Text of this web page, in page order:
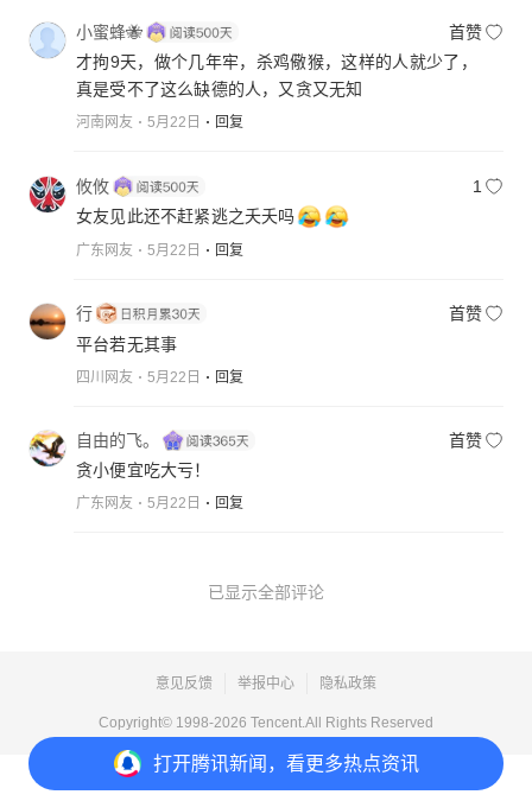
打开腾讯新闻，看更多热点资讯
小蜜蜂🐝
首赞
才拘9天，做个几年牢，杀鸡儆猴，这样的人就少了，
真是受不了这么缺德的人，又贪又无知
河南网友 5月22日 回复
攸攸
1
女友见此还不赶紧逃之夭夭吗
广东网友 5月22日 回复
行
首赞
平台若无其事
四川网友 5月22日 回复
自由的飞。
首赞
贪小便宜吃大亏！
广东网友 5月22日 回复
已显示全部评论
意见反馈 举报中心 隐私政策
Copyright© 1998-2026 Tencent.All Rights Reserved